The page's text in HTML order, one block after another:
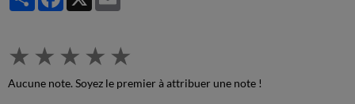
★ ★ ★ ★ ★
Aucune note. Soyez le premier à attribuer une note !